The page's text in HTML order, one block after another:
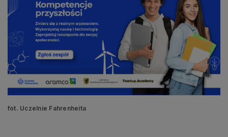
fot. Uczelnie Fahrenheita